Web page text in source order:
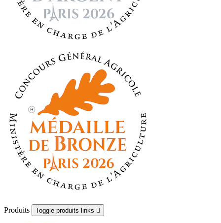
Produits Toggle produits links 